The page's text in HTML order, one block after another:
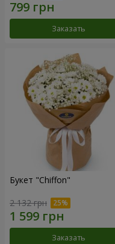
Заказать
Букет "Chiffon"
2 132 грн
Заказать